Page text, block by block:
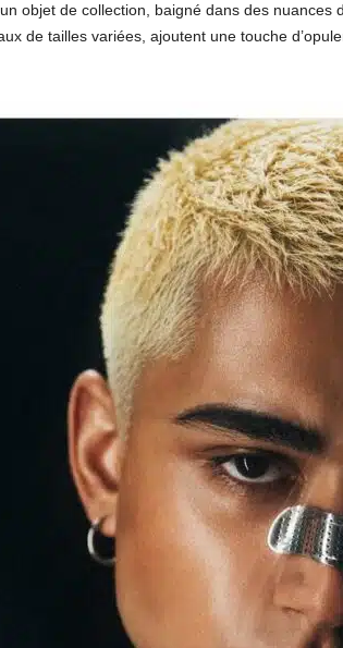
objet de collection, baigné dans des
de tailles variées, ajoutent une touche